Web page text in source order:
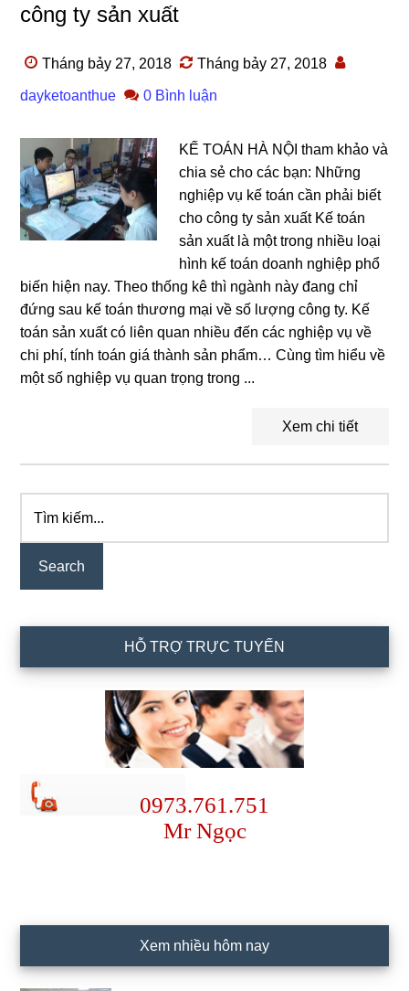
công ty sản xuất
Tháng bảy 27, 2018 Tháng bảy 27, 2018
dayketoanthue 0 Bình luận
KẾ TOÁN HÀ NỘI tham khảo và
chia sẻ cho các bạn: Những
nghiệp vụ kế toán cần phải biết
cho công ty sản xuất Kế toán
sản xuất là một trong nhiều loại
hình kế toán doanh nghiệp phổ
biến hiện nay. Theo thống kê thì ngành này đang chỉ
đứng sau kế toán thương mại về số lượng công ty. Kế
toán sản xuất có liên quan nhiều đến các nghiệp vụ về
chi phí, tính toán giá thành sản phẩm… Cùng tìm hiểu về
một số nghiệp vụ quan trọng trong ...
Xem chi tiết
Primary
Sidebar
kiếm...
HỖ TRỢ TRỰC TUYẾN
0973.761.751
Mr Ngọc
Xem nhiều hôm nay